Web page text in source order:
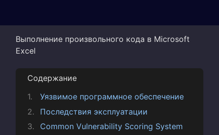
Выполнение произвольного кода в Microsoft
Excel
Содержание
Уязвимое программное обеспечение
Последствия эксплуатации
Common Vulnerability Scoring System